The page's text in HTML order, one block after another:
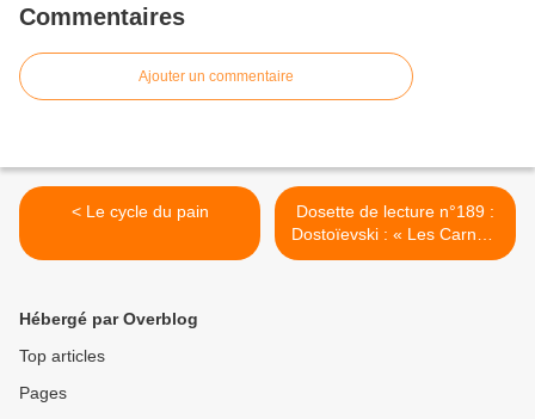
Commentaires
Ajouter un commentaire
< Le cycle du pain
Dosette de lecture n°189 :
Dostoïevski : « Les Carnets
du sous-sol », sondage en
Hébergé par Overblog
Top articles
Pages